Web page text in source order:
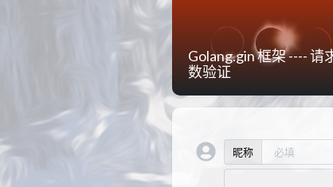
Golang.gin 框架 ---- 请
数验证
昵称